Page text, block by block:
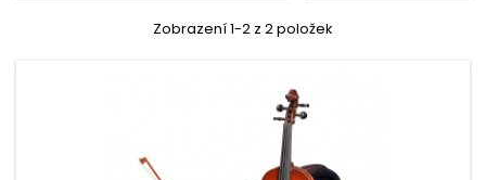
Zobrazení 1-2 z 2 položek